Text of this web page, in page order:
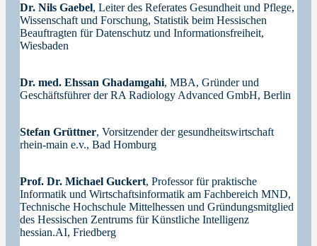
Dr. Nils Gaebel, Leiter des Referates Gesundheit und Pflege,
Wissenschaft und Forschung, Statistik beim Hessischen
Beauftragten für Datenschutz und Informationsfreiheit,
Wiesbaden
Dr. med. Ehssan Ghadamgahi, MBA, Gründer und
Geschäftsführer der RA Radiology Advanced GmbH, Berlin
Stefan Grüttner, Vorsitzender der gesundheitswirtschaft
rhein-main e.v., Bad Homburg
Prof. Dr. Michael Guckert, Professor für praktische
Informatik und Wirtschaftsinformatik am Fachbereich MND,
Technische Hochschule Mittelhessen und Gründungsmitglied
des Hessischen Zentrums für Künstliche Intelligenz
hessian.AI, Friedberg